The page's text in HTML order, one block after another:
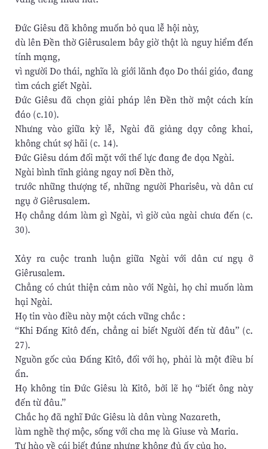
Đức Giêsu đã không muốn bỏ qua lễ hội này,
dù lên Đền thờ Giêrusalem bây giờ thật là nguy hiểm đến
tính mạng,
vì người Do thái, nghĩa là giới lãnh đạo Do thái giáo, đang
tìm cách giết Ngài.
Đức Giêsu đã chọn giải pháp lên Đền thờ một cách kín
đáo (c.10).
Nhưng vào giữa kỳ lễ, Ngài đã giảng dạy công khai,
không chút sợ hãi (c. 14).
Đức Giêsu dám đối mặt với thế lực đang đe dọa Ngài.
Ngài bình tĩnh giảng ngay nơi Đền thờ,
trước những thượng tế, những người Pharisêu, và dân cư
ngụ ở Giêrusalem.
Họ chẳng dám làm gì Ngài, vì giờ của ngài chưa đến (c.
30).
Xảy ra cuộc tranh luận giữa Ngài với dân cư ngụ ở
Giêrusalem.
Chẳng có chút thiện cảm nào với Ngài, họ chỉ muốn làm
hại Ngài.
Họ tin vào điều này một cách vững chắc :
“Khi Đấng Kitô đến, chẳng ai biết Người đến từ đâu” (c.
27).
Nguồn gốc của Đấng Kitô, đối với họ, phải là một điều bí
ẩn.
Họ không tin Đức Giêsu là Kitô, bởi lẽ họ “biết ông này
đến từ đâu.”
Chắc họ đã nghĩ Đức Giêsu là dân vùng Nazareth,
làm nghề thợ mộc, sống với cha mẹ là Giuse và Maria.
Tự hào về cái biết đúng nhưng không đủ ấy của họ,